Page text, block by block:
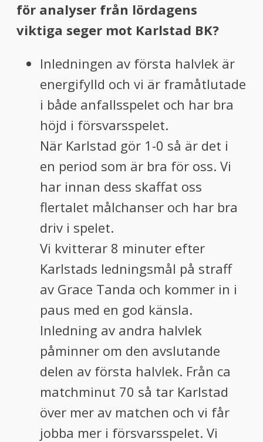
för analyser från lördagens
viktiga seger mot Karlstad BK?
Inledningen av första halvlek är
energifylld och vi är framåtlutade
i både anfallsspelet och har bra
höjd i försvarsspelet.
När Karlstad gör 1-0 så är det i
en period som är bra för oss. Vi
har innan dess skaffat oss
flertalet målchanser och har bra
driv i spelet.
Vi kvitterar 8 minuter efter
Karlstads ledningsmål på straff
av Grace Tanda och kommer in i
paus med en god känsla.
Inledning av andra halvlek
påminner om den avslutande
delen av första halvlek. Från ca
matchminut 70 så tar Karlstad
över mer av matchen och vi får
jobba mer i försvarsspelet. Vi